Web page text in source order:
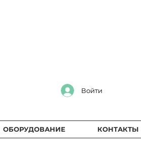
Войти
ОБОРУДОВАНИЕ КОНТАКТЫ